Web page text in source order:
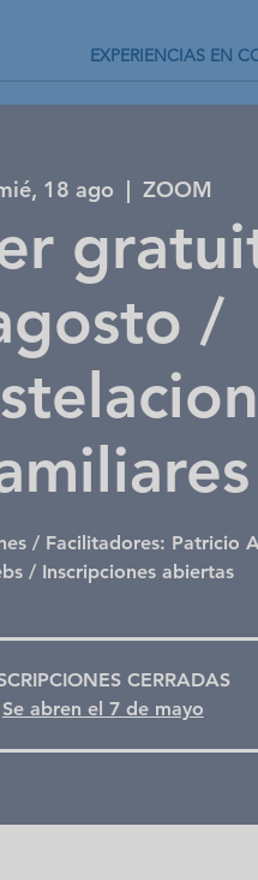
EXPERIENCIAS EN
18 ago
  |
ZOOM
/
/ Facilitadores: Patricio
/ Inscripciones abiertas
CERRADAS
Se abren el 7 de mayo